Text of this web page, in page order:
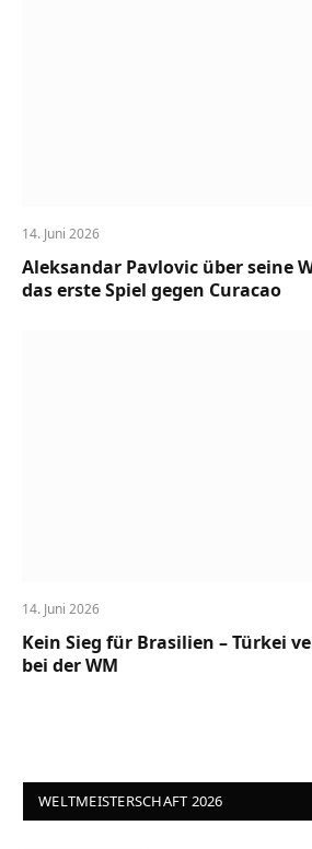
14. Juni 2026
Aleksandar Pavlovic über seine
das erste Spiel gegen Curacao
14. Juni 2026
Kein Sieg für Brasilien – Türkei
bei der WM
WELTMEISTERSCHAFT 2026